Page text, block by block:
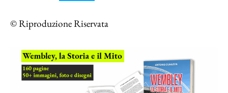
© Riproduzione Riservata